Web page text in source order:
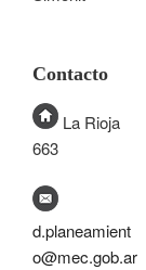
Contacto
La Rioja
663
d.planeamient
o@mec.gob.ar